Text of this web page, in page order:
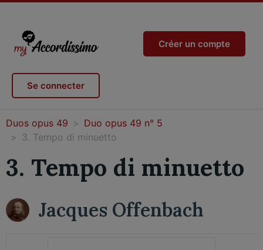
Créer un compte
Se connecter
Duos opus 49
Duo opus 49 n° 5
3. Tempo di minuetto
3. Tempo di minuetto
Jacques Offenbach